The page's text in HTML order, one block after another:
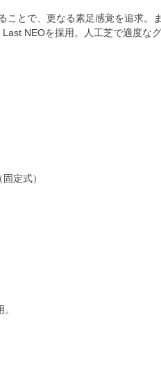
とで、更なる素足感覚を追求。
NEOを採用。人工芝で適度な
定式）